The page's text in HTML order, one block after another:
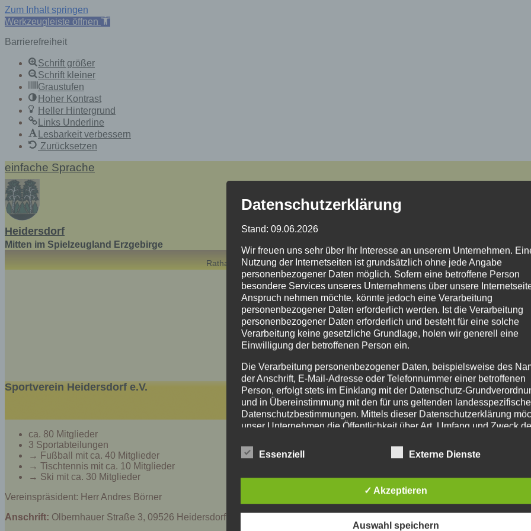
Zum Inhalt springen
Werkzeugleiste öffnen
Barrierefreiheit
Schrift größer
Schrift kleiner
Graustufen
Hoher Kontrast
Heller Hintergrund
Links Underline
Lesbarkeit verbessern
Zurücksetzen
Skip
content
einfache Sprache
Heidersdorf
Mitten im Spielzeugland Erzgebirge
Rathaus Dorfleben Tourismus Nachrichten Einstimmung
Sportverein Heidersdorf e.V.
ca. 80 Mitglieder
3 Sportabteilungen
→ Fußball mit ca. 40 Mitglieder
→ Tischtennis mit ca. 10 Mitglieder
→ Ski mit ca. 30 Mitglieder
Vereinspräsident: Herr Andres Börner
Anschrift: Olbernhauer Straße 3, 09526 Heidersdorf
Datenschutzerklärung
Stand: 09.06.2026
Wir freuen uns sehr über Ihr Interesse an unserem Unternehmen.
Nutzung der Internetseiten ist grundsätzlich ohne jede Angabe
personenbezogener Daten möglich. Sofern eine betroffene Person
besondere Services unseres Unternehmens über unsere
Anspruch nehmen möchte, könnte jedoch eine Verarbeitung
personenbezogener Daten erforderlich werden. Ist die Verarbeitung
personenbezogener Daten erforderlich und besteht für eine solche
Verarbeitung keine gesetzliche Grundlage, holen wir generell eine
Einwilligung der betroffenen Person ein.
Die Verarbeitung personenbezogener Daten, beispielsweise des
der Anschrift, E-Mail-Adresse oder Telefonnummer einer betroffenen
Person, erfolgt stets im Einklang mit der Datenschutz-
und in Übereinstimmung mit den für uns geltenden
Datenschutzbestimmungen. Mittels dieser Datenschutzerklärung
unser Unternehmen die Öffentlichkeit über Art, Umfang und Zweck
informieren. Ferner werden betroffene Personen mittels dieser
Datenschutzerklärung über die ihnen zustehenden Rechte aufgeklärt.
und organisatorische Maßnahmen umgesetzt, um einen möglichst
lückenlosen Schutz der über diese Internetseite verarbeiteten
Essenziell Externe Dienste
✓ Akzeptieren
Auswahl speichern